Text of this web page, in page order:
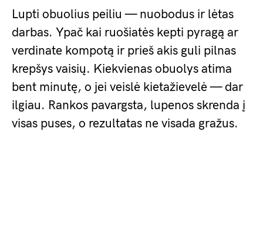
Lupti obuolius peiliu — nuobodus ir lėtas
darbas. Ypač kai ruošiatės kepti pyragą ar
verdinate kompotą ir prieš akis guli pilnas
krepšys vaisių. Kiekvienas obuolys atima
bent minutę, o jei veislė kietažievelė — dar
ilgiau. Rankos pavargsta, lupenos skrenda į
visas puses, o rezultatas ne visada gražus.